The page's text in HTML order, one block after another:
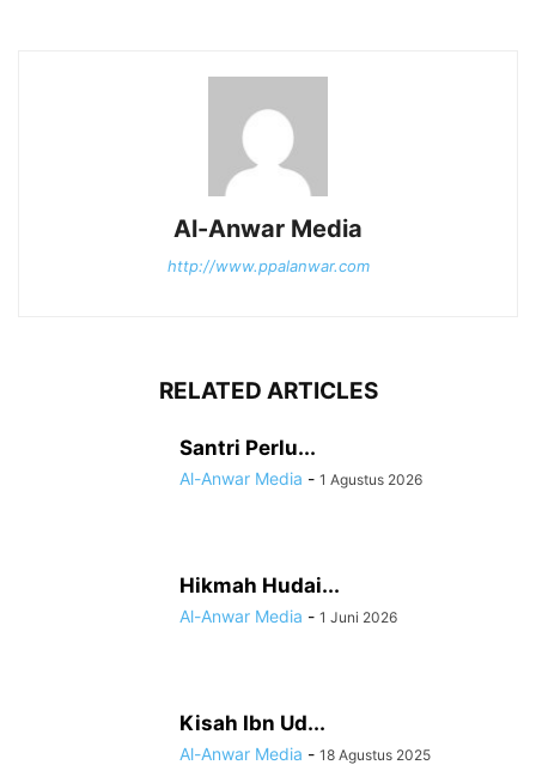
Al-Anwar Media
http://www.ppalanwar.com
RELATED ARTICLES
Santri Perlu...
Al-Anwar Media - 1 Agustus 2026
Hikmah Hudai...
Al-Anwar Media - 1 Juni 2026
Kisah Ibn Ud...
Al-Anwar Media - 18 Agustus 2025